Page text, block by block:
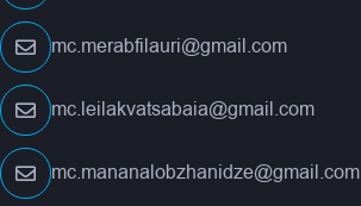
mc.merabfilauri@gmail.com
mc.leilakvatsabaia@gmail.com
mc.mananalobzhanidze@gmail.com